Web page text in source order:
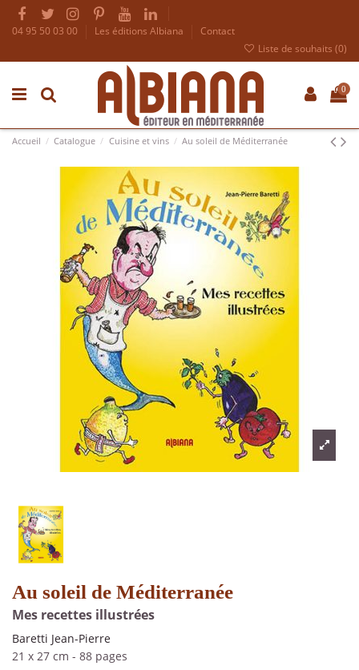
04 95 50 03 00 Les éditions Albiana
Contact
Liste de souhaits (0)
0
Accueil Catalogue Cuisine et vins Au soleil de Méditerranée
Au soleil de Méditerranée
Mes recettes illustrées
Baretti Jean-Pierre
21 x 27 cm - 88 pages